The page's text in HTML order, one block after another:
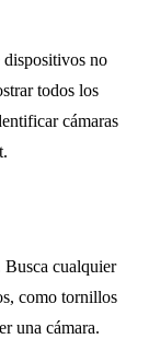
dispositivos no
todos los
cámaras
Busca cualquier
como tornillos
una cámara.